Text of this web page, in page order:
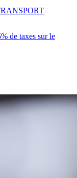
de taxes sur le